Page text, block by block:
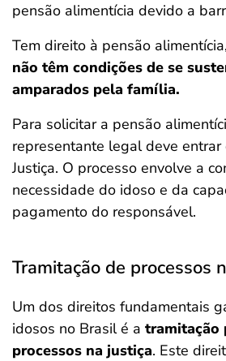
pensão alimentícia devido a
Tem direito à pensão
não têm condições de se
amparados pela família.
Para solicitar a pensão
representante legal deve entrar
Justiça. O processo envolve a
necessidade do idoso e da
pagamento do responsável.
Tramitação de processos
Um dos direitos fundamentais
idosos no Brasil é a tramitação
processos na justiça. Este